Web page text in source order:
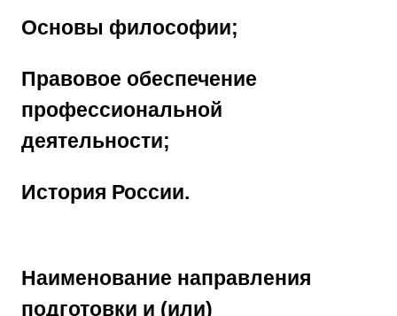
Основы философии;
Правовое обеспечение
профессиональной
деятельности;
История России.
Наименование направления
подготовки и (или)